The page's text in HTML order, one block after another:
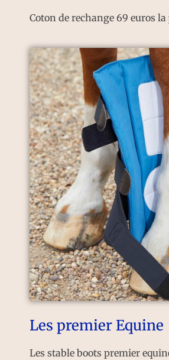
Coton de rechange 69 euros la
Les premier Equine
Les stable boots premier